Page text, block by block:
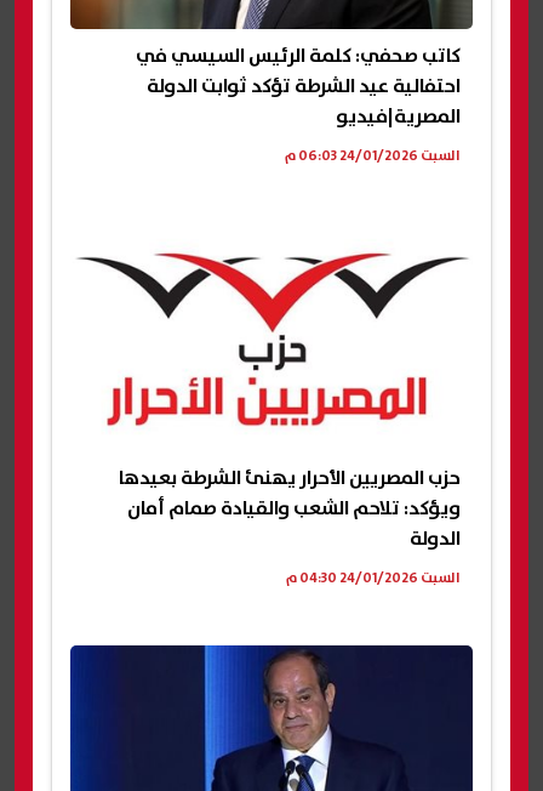
كاتب صحفي: كلمة الرئيس السيسي في
احتفالية عيد الشرطة تؤكد ثوابت الدولة
المصرية|فيديو
السبت 24/01/2026 06:03 م
حزب المصريين الأحرار يهنئ الشرطة بعيدها
ويؤكد: تلاحم الشعب والقيادة صمام أمان
الدولة
السبت 24/01/2026 04:30 م